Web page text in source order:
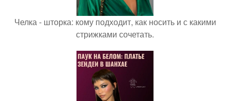
Челка - шторка: кому подходит, как носить и с какими
стрижками сочетать.